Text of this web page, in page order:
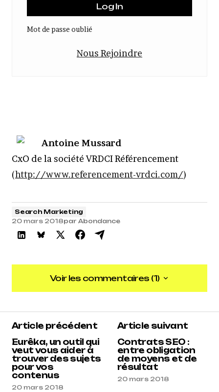
Mot de passe oublié
Nous Rejoindre
Antoine Mussard
CxO de la société VRDCI Référencement
(http://www.referencement-vrdci.com/)
Search Marketing
20 mars 2018par Abondance
Voir les commentaires (1)
Voir les commentaires (1)
5
Reacteur
10 juin 2019 à 18 h 05 min
Répondre
Article précédent
Eurêka, un outil qui
veut vous aider à
trouver des sujets
pour vos
contenus
20 mars 2018
Article suivant
Contrats SEO :
entre obligation
de moyens et de
résultat
20 mars 2018